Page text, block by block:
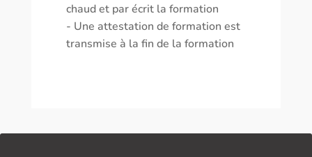
chaud et par écrit la formation
- Une attestation de formation est
transmise à la fin de la formation